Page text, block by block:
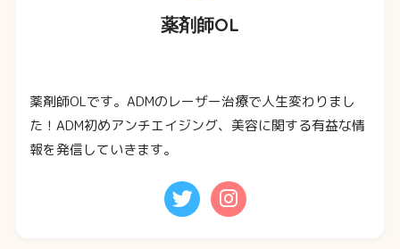
薬剤師OL
薬剤師OLです。ADMのレーザー治療で人生変わりまし
た！ADM初めアンチエイジング、美容に関する有益な情
報を発信していきます。